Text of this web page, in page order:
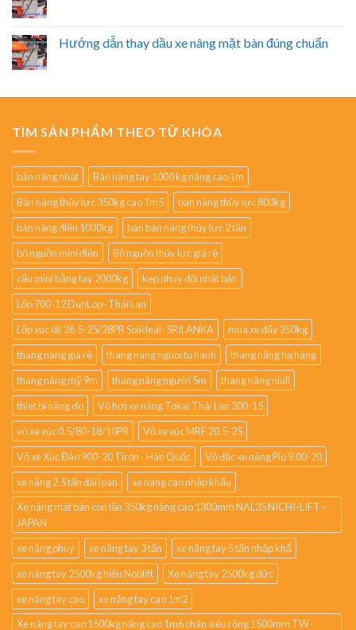
Hướng dẫn thay dầu xe nâng mặt bàn đúng chuẩn
TÌM SẢN PHẨM THEO TỪ KHÓA
bàn nâng nhật
Bàn nâng tay 1000 kg nâng cao 1m
Bàn nâng thủy lực 350kg cao 1m5
bàn nâng thủy lực 800kg
bàn nâng điện 1000kg
bán bàn nâng thủy lực 2 tấn
bộ nguồn mini điện
Bộ nguồn thủy lực giá rẻ
cẩu mini bằng tay 2000kg
kẹp phuy đôi nhật bản
Lốp 700-12 DunLop- Thái Lan
Lốp xúc lật 26.5-25/28PR Solideal- SRILANKA
mua xe đẩy 250kg
thang nang gia rẻ
thang nang nguoi tu hanh
thang nâng hạ hàng
thang nâng mỹ 9m
thang nâng người 5m
thang nâng niuli
thiet bi nâng do
Vỏ hơi xe nâng Tokai Thái Lan 300-15
vỏ xe xúc 0.5/80-18/10PR
Vỏ xe xúc MRF 20.5-25
Vỏ xe Xúc Đào 900-20 Tiron - Hàn Quốc
Vỏ đặc xe nâng Pio 9.00-20
xe nâng 2.5 tấn đài loan
xe nâng cao nhập khẩu
Xe nâng mặt bàn con lăn 350kg nâng cao 1300mm NAL35 NICHI-LIFT –
JAPAN
xe nâng phuy
xe nâng tay 3 tấn
xe nâng tay 5 tấn nhập khẩ
xe nâng tay 2500kg hiệu Noblift
Xe nâng tay 2500kg đức
xe nâng tay cao
xe nâng tay cao 1m2
Xe nâng tay cao 1500kg nâng cao 1m6 chân siêu rộng 1500mm TW-